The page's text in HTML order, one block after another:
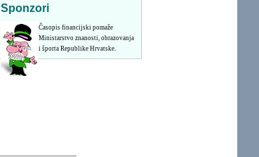
Sponzori
Časopis financijski pomaže
Ministarstvo znanosti, obrazovanja
i športa Republike Hrvatske.